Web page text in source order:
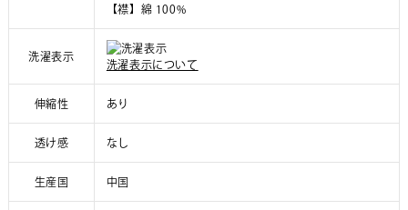
【襟】綿 100%
洗濯表示
洗濯表示について
伸縮性 あり
透け感 なし
生産国 中国